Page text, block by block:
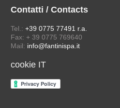
Contatti / Contacts
Tel.: +39 0775 77491 r.a.
Fax: + 39 0775 769640
Mail: info@fantinispa.it
cookie IT